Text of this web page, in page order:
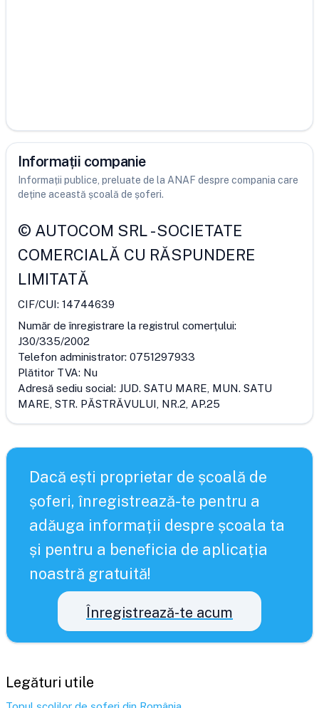
Informații companie
Informații publice, preluate de la ANAF despre compania care
deține această școală de șoferi.
© AUTOCOM SRL-SOCIETATE
COMERCIALĂ CU RĂSPUNDERE
LIMITATĂ
CIF/CUI: 14744639
Număr de înregistrare la registrul comerțului:
J30/335/2002
Telefon administrator: 0751297933
Plătitor TVA: Nu
Adresă sediu social: JUD. SATU MARE, MUN. SATU
MARE, STR. PĂSTRĂVULUI, NR.2, AP.25
Dacă ești proprietar de școală de
șoferi, înregistrează-te pentru a
adăuga informații despre școala ta
și pentru a beneficia de aplicația
noastră gratuită!
Înregistrează-te acum
Legături utile